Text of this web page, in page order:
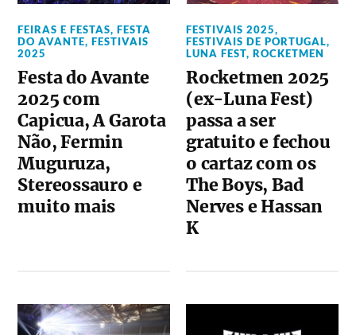
FEIRAS E FESTAS,FESTA
DO AVANTE,FESTIVAIS
2025
Festa do Avante
2025 com
Capicua, A Garota
Não, Fermin
Muguruza,
Stereossauro e
muito mais
FESTIVAIS 2025,
FESTIVAIS DE PORTUGAL,
LUNA FEST,ROCKETMEN
Rocketmen 2025
(ex-Luna Fest)
passa a ser
gratuito e fechou
o cartaz com os
The Boys, Bad
Nerves e Hassan
K